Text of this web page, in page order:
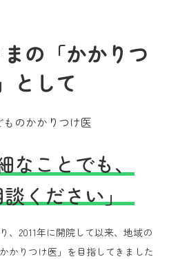
の「かかりつ
として
なことでも、
ください」
、2011年に開院して以来、地域の
かりつけ医」を目指してきました